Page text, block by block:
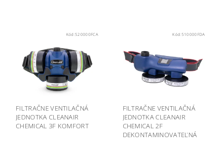
Kód:520000FCA
FILTRAČNE VENTILAČNÁ
JEDNOTKA CLEANAIR
CHEMICAL 3F KOMFORT
Kód: 510000FDA
FILTRAČNE VENTILAČNÁ
JEDNOTKA CLEANAIR
CHEMICAL 2F
DEKONTAMINOVATEĽNÁ